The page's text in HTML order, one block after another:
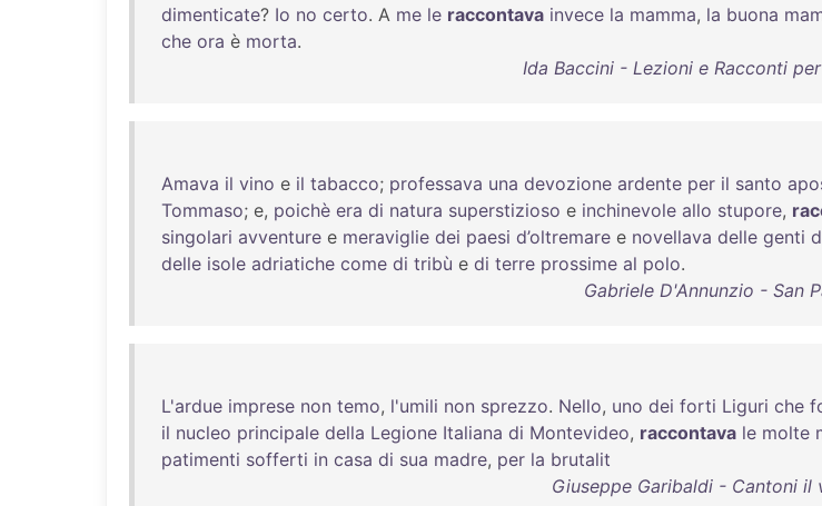
dimenticate? Io no certo. A me le raccontava invece la mamma, la buona
che ora è morta.
Ida Baccini - Lezioni e Racconti
Amava il vino e il tabacco; professava una devozione ardente per il santo
Tommaso; e, poichè era di natura superstizioso e inchinevole allo stupore,
singolari avventure e meraviglie dei paesi d’oltremare e novellava delle genti
delle isole adriatiche come di tribù e di terre prossime al polo.
Gabriele D'Annunzio - San
L'ardue imprese non temo, l'umili non sprezzo. Nello, uno dei forti Liguri che
il nucleo principale della Legione Italiana di Montevideo, raccontava le molte
patimenti sofferti in casa di sua madre, per la brutalit
Giuseppe Garibaldi - Cantoni il